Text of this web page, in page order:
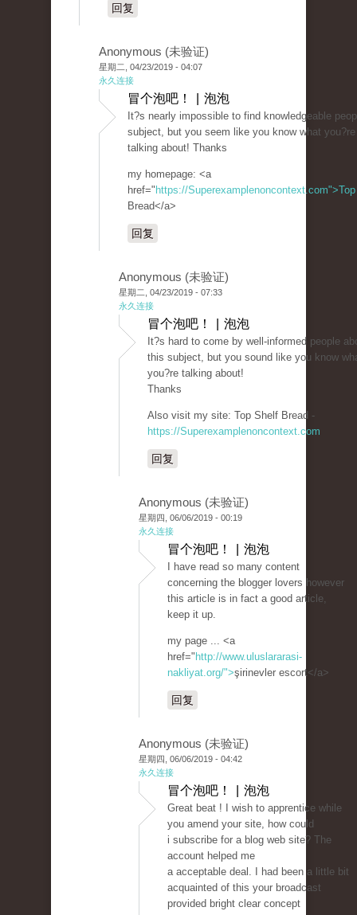
回复
Anonymous (未验证)
星期二, 04/23/2019 - 04:07
永久连接
冒个泡吧！ | 泡泡
It?s nearly impossible to find knowledgeable
subject, but you seem like you know what you?re
talking about! Thanks
my homepage: <a
href=" https://Superexamplenoncontext.com">Top
Bread</a>
回复
Anonymous (未验证)
星期二, 04/23/2019 - 07:33
永久连接
冒个泡吧！ | 泡泡
It?s hard to come by well-informed people
this subject, but you sound like you know
you?re talking about!
Thanks
Also visit my site: Top Shelf Bread -
https://Superexamplenoncontext.com
回复
Anonymous (未验证)
星期四, 06/06/2019 - 00:19
永久连接
冒个泡吧！ | 泡泡
I have read so many content
concerning the blogger lovers however
this article is in fact a good article,
keep it up.
my page ... <a
href=" http://www.uluslararasi-
nakliyat.org/">şirinevler escort</a>
回复
Anonymous (未验证)
星期四, 06/06/2019 - 04:42
永久连接
冒个泡吧！ | 泡泡
Great beat ! I wish to apprentice while
you amend your site, how could
i subscribe for a blog web site? The
account helped me
a acceptable deal. I had been a little bit
acquainted of this your broadcast
provided bright clear concept